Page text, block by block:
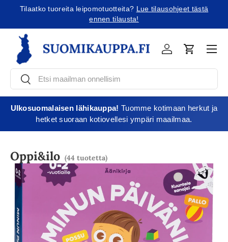
Tilaatko tuoreita leipomotuotteita? Lue tilausohjeet tästä
ennen tilausta!
EtsiEtsi
KirjauduOstoskori
Ulkosuomalaisen lähikauppa! Tuomme kotimaan herkut ja
hetket suoraan kotiovellesi ympäri maailmaa.
Oppi&ilo (44 tuotetta)